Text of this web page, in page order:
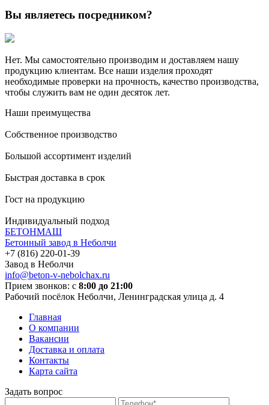
Вы являетесь посредником?
Нет. Мы самостоятельно производим и доставляем нашу
продукцию клиентам. Все наши изделия проходят
необходимые проверки на прочность, качество производства,
чтобы служить вам не один десяток лет.
Наши преимущества
Собственное производство
Большой ассортимент изделий
Быстрая доставка в срок
Гост на продукцию
Индивидуальный подход
БЕТОНМАШ
Бетонный завод в Неболчи
Завод в Неболчи
info@beton-v-nebolchax.ru
Прием звонков: с 8:00 до 21:00
Рабочий посёлок Неболчи, Ленинградская улица д. 4
Главная
О компании
Вакансии
Доставка и оплата
Контакты
Карта сайта
Задать вопрос